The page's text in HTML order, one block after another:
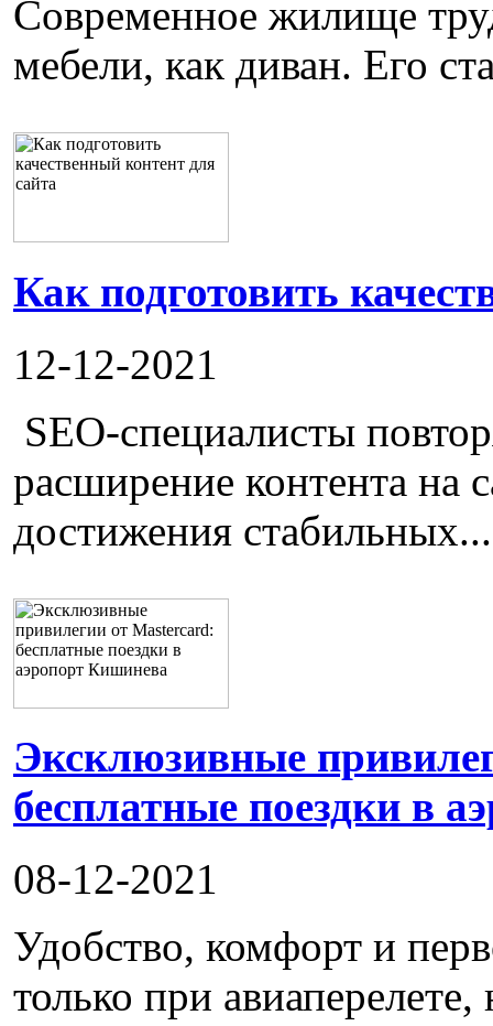
Современное жилище
мебели, как диван. Его
Как подготовить
12-12-2021
SEO-специалисты
расширение контента на
достижения стабильных...
Эксклюзивные
бесплатные поездки в
08-12-2021
Удобство, комфорт и
только при